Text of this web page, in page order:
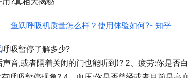
呼吸暂停了解多少?
音,或者隔着关闭的门也能听到)? 2、疲劳:你是否